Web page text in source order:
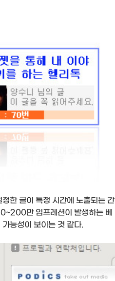
한 글이 특정 시간에 노출되는 간
만 임프레션이 발생하는 베
능성이 보이는 것 같다.